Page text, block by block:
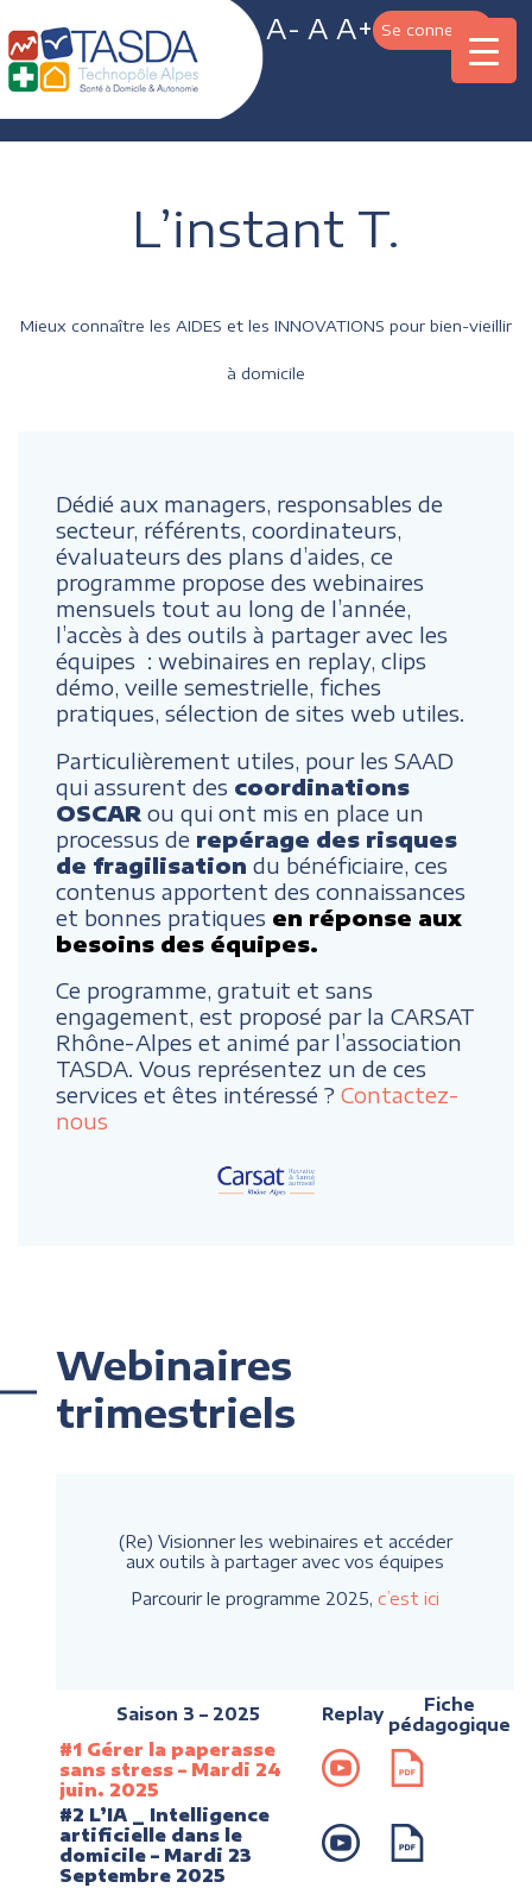
A- A A+ Se connecter
L’instant T.
Mieux connaître les AIDES et les INNOVATIONS pour bien-vieillir
à domicile
Dédié aux managers, responsables de
secteur, référents, coordinateurs,
évaluateurs des plans d’aides, ce
programme propose des webinaires
mensuels tout au long de l’année,
l’accès à des outils à partager avec les
équipes : webinaires en replay, clips
démo, veille semestrielle, fiches
pratiques, sélection de sites web utiles.
Particulièrement utiles, pour les SAAD
qui assurent des coordinations
OSCAR ou qui ont mis en place un
processus de repérage des risques
de fragilisation du bénéficiaire, ces
contenus apportent des connaissances
et bonnes pratiques en réponse aux
besoins des équipes.
Ce programme, gratuit et sans
engagement, est proposé par la CARSAT
Rhône-Alpes et animé par l’association
TASDA. Vous représentez un de ces
services et êtes intéressé ? Contactez-
nous
Webinaires
trimestriels
(Re) Visionner les webinaires et accéder
aux outils à partager avec vos équipes
Parcourir le programme 2025, c’est ici
Saison 3 – 2025 Replay
Fiche
pédagogique
#1 Gérer la paperasse
sans stress – Mardi 24
juin. 2025
#2 L’IA _ Intelligence
artificielle dans le
domicile – Mardi 23
Septembre 2025